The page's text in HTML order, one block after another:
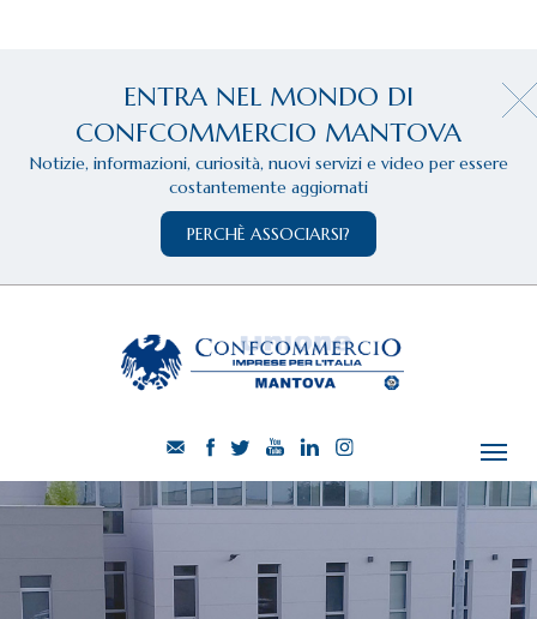
ENTRA NEL MONDO DI
CONFCOMMERCIO MANTOVA
Notizie, informazioni, curiosità, nuovi servizi e video per essere
costantemente aggiornati
PERCHÈ ASSOCIARSI?
CHI SIAMO
SERVIZI